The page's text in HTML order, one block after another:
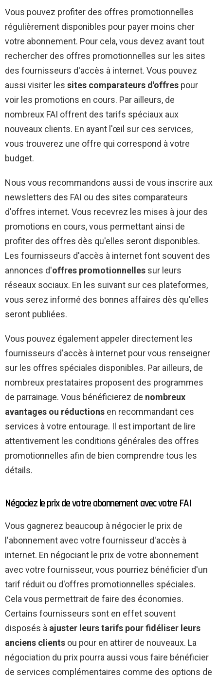
Vous pouvez profiter des offres promotionnelles
régulièrement disponibles pour payer moins cher
votre abonnement. Pour cela, vous devez avant tout
rechercher des offres promotionnelles sur les sites
des fournisseurs d'accès à internet. Vous pouvez
aussi visiter les sites comparateurs d'offres pour
voir les promotions en cours. Par ailleurs, de
nombreux FAI offrent des tarifs spéciaux aux
nouveaux clients. En ayant l'œil sur ces services,
vous trouverez une offre qui correspond à votre
budget.
Nous vous recommandons aussi de vous inscrire aux
newsletters des FAI ou des sites comparateurs
d'offres internet. Vous recevrez les mises à jour des
promotions en cours, vous permettant ainsi de
profiter des offres dès qu'elles seront disponibles.
Les fournisseurs d'accès à internet font souvent des
annonces d'offres promotionnelles sur leurs
réseaux sociaux. En les suivant sur ces plateformes,
vous serez informé des bonnes affaires dès qu'elles
seront publiées.
Vous pouvez également appeler directement les
fournisseurs d'accès à internet pour vous renseigner
sur les offres spéciales disponibles. Par ailleurs, de
nombreux prestataires proposent des programmes
de parrainage. Vous bénéficierez de nombreux
avantages ou réductions en recommandant ces
services à votre entourage. Il est important de lire
attentivement les conditions générales des offres
promotionnelles afin de bien comprendre tous les
détails.
Négociez le prix de votre abonnement avec votre FAI
Vous gagnerez beaucoup à négocier le prix de
l'abonnement avec votre fournisseur d'accès à
internet. En négociant le prix de votre abonnement
avec votre fournisseur, vous pourriez bénéficier d'un
tarif réduit ou d'offres promotionnelles spéciales.
Cela vous permettrait de faire des économies.
Certains fournisseurs sont en effet souvent
disposés à ajuster leurs tarifs pour fidéliser leurs
anciens clients ou pour en attirer de nouveaux. La
négociation du prix pourra aussi vous faire bénéficier
de services complémentaires comme des options de